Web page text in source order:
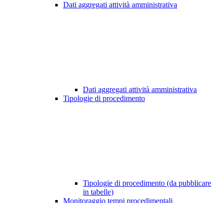
Dati aggregati attività amministrativa
Dati aggregati attività amministrativa
Tipologie di procedimento
Tipologie di procedimento (da pubblicare
in tabelle)
Monitoraggio tempi procedimentali